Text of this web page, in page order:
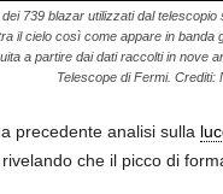
739 blazar utilizzati dal
il cielo così come appare in banda
a partire dai dati raccolti in nove
Telescope di Fermi. Crediti:
precedente analisi sulla
che il picco di